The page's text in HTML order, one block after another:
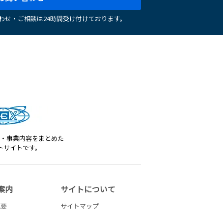
・ご相談は24時間受け付けております。
事業内容をまとめた
イトです。
内 サイトについて
サイトマップ